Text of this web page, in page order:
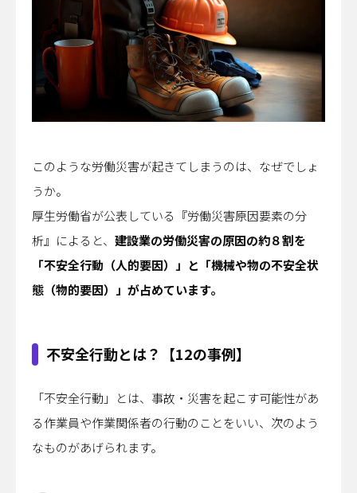
このような労働災害が起きてしまうのは、なぜでしょ
うか。
厚生労働省が公表している『労働災害原因要素の分
析』によると、 建設業の労働災害の原因の約８割を
「不安全行動（人的要因）」と「機械や物の不安全状
態（物的要因）」が占めています。
不安全行動とは？【12の事例】
「不安全行動」とは、事故・災害を起こす可能性があ
る作業員や作業関係者の行動のことをいい、次のよう
なものがあげられます。